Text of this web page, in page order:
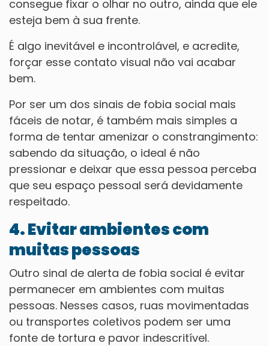
consegue fixar o olhar no outro, ainda que ele
esteja bem à sua frente.
É algo inevitável e incontrolável, e acredite,
forçar esse contato visual não vai acabar
bem.
Por ser um dos sinais de fobia social mais
fáceis de notar, é também mais simples a
forma de tentar amenizar o constrangimento:
sabendo da situação, o ideal é não
pressionar e deixar que essa pessoa perceba
que seu espaço pessoal será devidamente
respeitado.
4. Evitar ambientes com
muitas pessoas
Outro sinal de alerta de fobia social é evitar
permanecer em ambientes com muitas
pessoas. Nesses casos, ruas movimentadas
ou transportes coletivos podem ser uma
fonte de tortura e pavor indescritível.